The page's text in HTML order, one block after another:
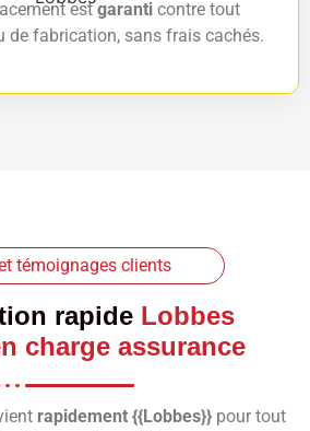
estgaranticontre tout
de fabrication, sans frais cachés.
témoignages clients
rapide Lobbes
charge assurance
rapidement {{Lobbes}} pour tout